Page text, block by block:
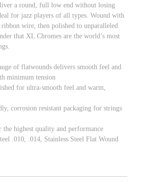
a round, full low end without losing
for jazz players of all types. Wound with
ribbon wire, then polished to unparalleled
that XL Chromes are the world’s most
of flatwounds delivers smooth feel and
minimum tension
for ultra-smooth feel and warm,
corrosion resistant packaging for strings
highest quality and performance
.010, .014, Stainless Steel Flat Wound